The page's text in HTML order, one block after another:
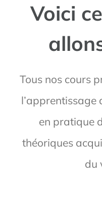
Voici
Tous nos cours
l’apprentissage
en pratique
théoriques
du